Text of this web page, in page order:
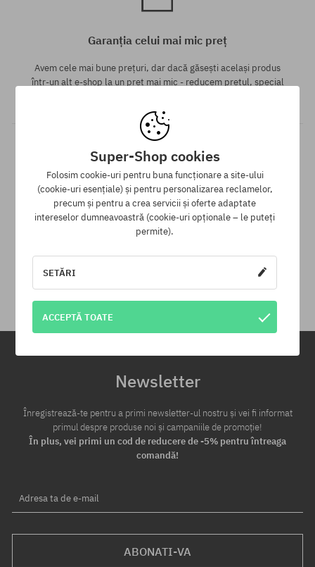
Garanția celui mai mic preț
Avem cele mai bune prețuri, dar dacă găsești același produs
într-un alt e-shop la un preț mai mic - reducem prețul, special
30 zile pentru returnarea mărfii
Newsletter
Înregistrează-te pentru a primi newsletter-ul nostru și vei fi informat
primul despre produse noi și campaniile de promoție!
În plus, vei primi un cod de reducere de -5% pentru întreaga
comandă!
Adresa ta de e-mail
ABONATI-VA
Super-Shop cookies
Folosim cookie-uri pentru buna funcționare a site-ului
(cookie-uri esențiale) și pentru personalizarea reclamelor,
precum și pentru a crea servicii și oferte adaptate
intereselor dumneavoastră (cookie-uri opționale – le puteți
permite).
SETĂRI
ACCEPTĂ TOATE